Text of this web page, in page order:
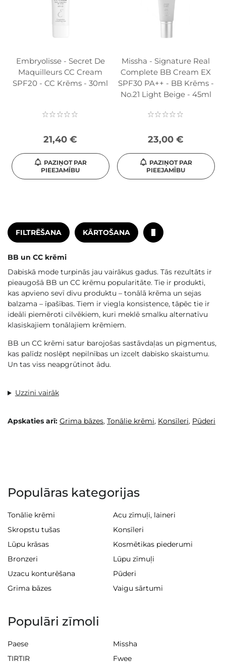
Embryolisse - Secret De
Maquilleurs CC Cream
SPF20 - CC Krēms - 30ml
21,40 €
PAZIŅOT PAR
PIEEJAMĪBU
Missha - Signature Real
Complete BB Cream EX
SPF30 PA++ - BB Krēms -
No.21 Light Beige - 45ml
23,00 €
PAZIŅOT PAR
PIEEJAMĪBU
FILTRĒŠANA KĀRTOŠANA
BB un CC krēmi
Dabiskā mode turpinās jau vairākus gadus. Tās rezultāts ir
pieaugošā BB un CC krēmu popularitāte. Tie ir produkti,
kas apvieno sevī divu produktu – tonālā krēma un sejas
balzama – īpašības. Tiem ir viegla konsistence, tāpēc tie ir
ideāli piemēroti cilvēkiem, kuri meklē smalku alternatīvu
klasiskajiem tonālajiem krēmiem.
BB un CC krēmi satur barojošas sastāvdaļas un pigmentus,
kas palīdz noslēpt nepilnības un izcelt dabisko skaistumu.
Un tas viss neapgrūtinot ādu.
Uzzini vairāk
Apskaties arī: Grima bāzes, Tonālie krēmi, Konsīleri, Pūderi
Populāras kategorijas
Tonālie krēmi
Acu zīmuļi, laineri
Skropstu tušas
Konsīleri
Lūpu krāsas
Kosmētikas piederumi
Bronzeri
Lūpu zīmuļi
Uzacu konturēšana
Pūderi
Grima bāzes
Vaigu sārtumi
Populāri zīmoli
Paese
Missha
TIRTIR
Fwee